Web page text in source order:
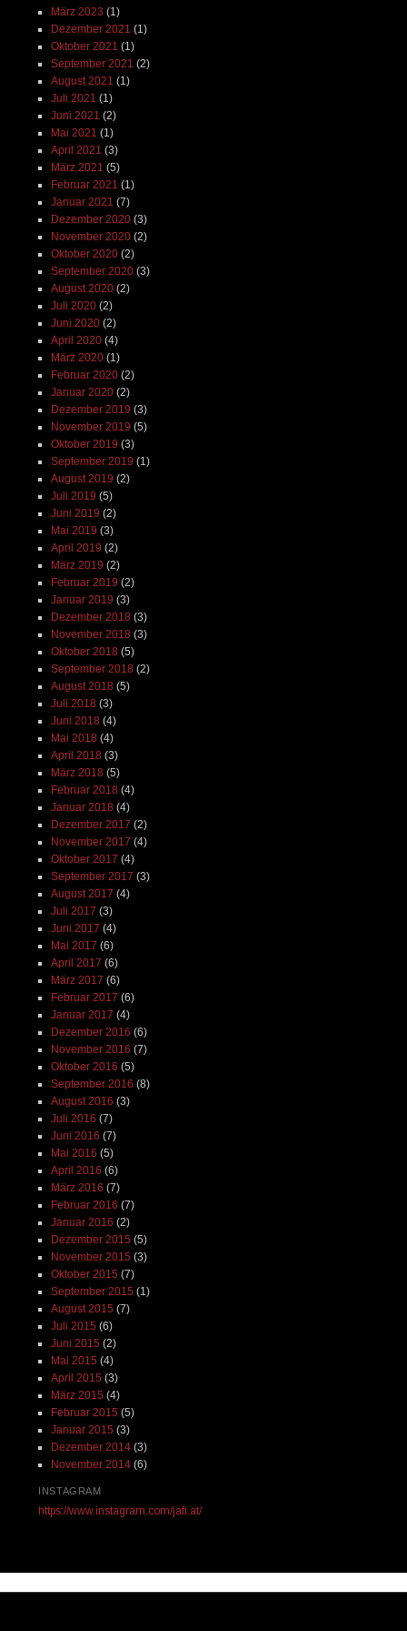
März 2023 (1)
Dezember 2021 (1)
Oktober 2021 (1)
September 2021 (2)
August 2021 (1)
Juli 2021 (1)
Juni 2021 (2)
Mai 2021 (1)
April 2021 (3)
März 2021 (5)
Februar 2021 (1)
Januar 2021 (7)
Dezember 2020(3)
November 2020(2)
Oktober 2020(2)
September 2020(3)
August 2020(2)
Juli 2020(2)
Juni 2020(2)
April 2020(4)
März 2020(1)
Februar 2020(2)
Januar 2020(2)
Dezember 2019 (3)
November 2019 (5)
Oktober 2019 (3)
September 2019 (1)
August 2019 (2)
Juli 2019 (5)
Juni 2019 (2)
Mai 2019 (3)
April 2019 (2)
März 2019 (2)
Februar 2019 (2)
Januar 2019 (3)
Dezember 2018 (3)
November 2018 (3)
Oktober 2018 (5)
September 2018 (2)
August 2018 (5)
Juli 2018 (3)
Juni 2018 (4)
Mai 2018 (4)
April 2018 (3)
März 2018 (5)
Februar 2018 (4)
Januar 2018 (4)
Dezember 2017 (2)
November 2017 (4)
Oktober 2017 (4)
September 2017 (3)
August 2017 (4)
Juli 2017 (3)
Juni 2017 (4)
Mai 2017 (6)
April 2017 (6)
März 2017 (6)
Februar 2017 (6)
Januar 2017 (4)
Dezember 2016 (6)
November 2016 (7)
Oktober 2016 (5)
September 2016 (8)
August 2016 (3)
Juli 2016 (7)
Juni 2016 (7)
Mai 2016 (5)
April 2016 (6)
März 2016 (7)
Februar 2016 (7)
Januar 2016 (2)
Dezember 2015 (5)
November 2015 (3)
Oktober 2015 (7)
September 2015 (1)
August 2015 (7)
Juli 2015 (6)
Juni 2015 (2)
Mai 2015 (4)
April 2015 (3)
März 2015 (4)
Februar 2015 (5)
Januar 2015 (3)
Dezember 2014(3)
November 2014(6)
INSTAGRAM
https://www.instagram.com/jafi.at/